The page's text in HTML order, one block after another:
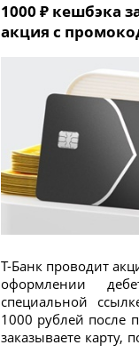
1000 ₽ кешбэка
акция с
Т-Банк проводит
оформлении
специальной
1000 рублей после
заказываете карту,